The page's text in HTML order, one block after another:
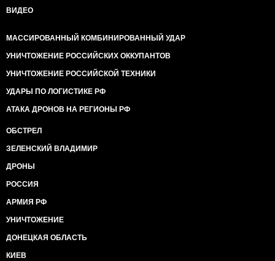
ВИДЕО
МАССИРОВАННЫЙ КОМБИНИРОВАННЫЙ УДАР
УНИЧТОЖЕНИЕ РОССИЙСКИХ ОККУПАНТОВ
УНИЧТОЖЕНИЕ РОССИЙСКОЙ ТЕХНИКИ
УДАРЫ ПО ЛОГИСТИКЕ РФ
АТАКА ДРОНОВ НА РЕГИОНЫ РФ
ОБСТРЕЛ
ЗЕЛЕНСКИЙ ВЛАДИМИР
ДРОНЫ
РОССИЯ
АРМИЯ РФ
УНИЧТОЖЕНИЕ
ДОНЕЦКАЯ ОБЛАСТЬ
КИЕВ